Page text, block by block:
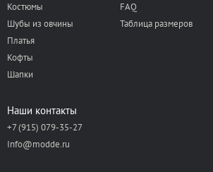
Костюмы
Шубы из овчины
Платья
Кофты
Шапки
FAQ
Таблица размеров
Наши контакты
+7 (915) 079-35-27
Info@modde.ru